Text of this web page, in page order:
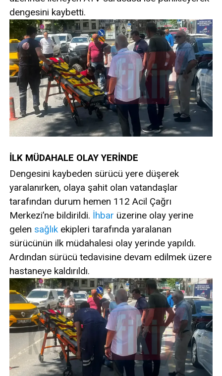
dengesini kaybetti.
İLK MÜDAHALE OLAY YERİNDE
Dengesini kaybeden sürücü yere düşerek
yaralanırken, olaya şahit olan vatandaşlar
tarafından durum hemen 112 Acil Çağrı
Merkezi’ne bildirildi. İhbar üzerine olay yerine
gelen sağlık ekipleri tarafında yaralanan
sürücünün ilk müdahalesi olay yerinde yapıldı.
Ardından sürücü tedavisine devam edilmek üzere
hastaneye kaldırıldı.